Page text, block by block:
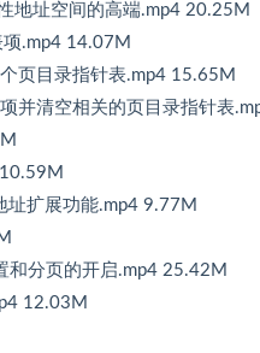
地址空间的高端.mp4 20.25M
.mp4 14.07M
页目录指针表.mp4 15.65M
并清空相关的页目录指针表
址扩展功能.mp4 9.77M
和分页的开启.mp4 25.42M
12.03M